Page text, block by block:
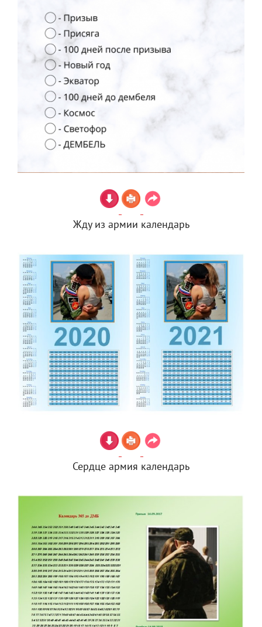
Жду из армии календарь
Сердце армия календарь